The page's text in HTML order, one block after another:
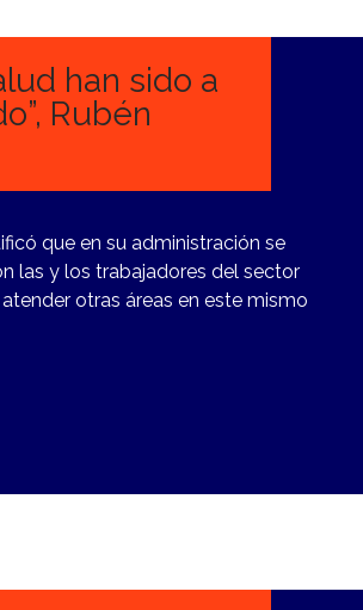
han sido a
Rubén
que en su administración se
las y los trabajadores del sector
otras áreas en este mismo